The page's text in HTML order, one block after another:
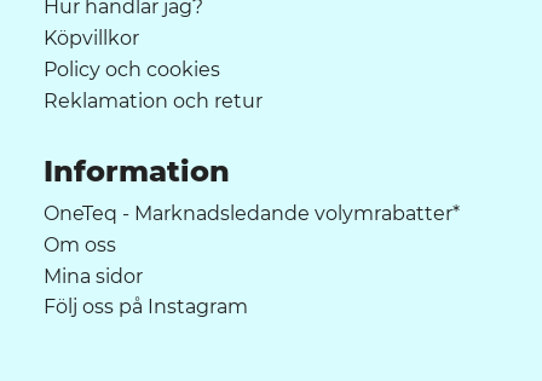
Hur handlar jag?
Köpvillkor
Policy och cookies
Reklamation och retur
Information
OneTeq - Marknadsledande volymrabatter*
Om oss
Mina sidor
Följ oss på Instagram